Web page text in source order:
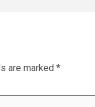
are marked *